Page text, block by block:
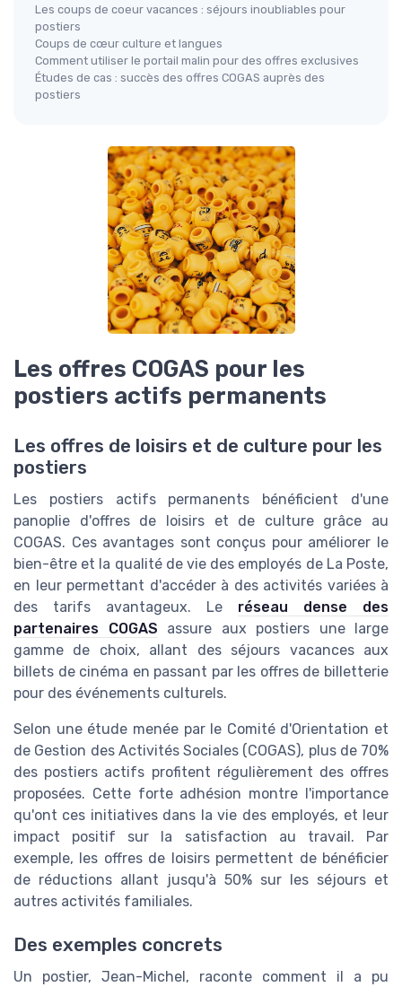
Les coups de coeur vacances : séjours inoubliables pour
postiers
Coups de cœur culture et langues
Comment utiliser le portail malin pour des offres exclusives
Études de cas : succès des offres COGAS auprès des
postiers
Les offres COGAS pour les
postiers actifs permanents
Les offres de loisirs et de culture pour les
postiers
Les postiers actifs permanents bénéficient d'une
panoplie d'offres de loisirs et de culture grâce au
COGAS. Ces avantages sont conçus pour améliorer le
bien-être et la qualité de vie des employés de La Poste,
en leur permettant d'accéder à des activités variées à
des tarifs avantageux. Le réseau dense des
partenaires COGAS assure aux postiers une large
gamme de choix, allant des séjours vacances aux
billets de cinéma en passant par les offres de billetterie
pour des événements culturels.
Selon une étude menée par le Comité d'Orientation et
de Gestion des Activités Sociales (COGAS), plus de 70%
des postiers actifs profitent régulièrement des offres
proposées. Cette forte adhésion montre l'importance
qu'ont ces initiatives dans la vie des employés, et leur
impact positif sur la satisfaction au travail. Par
exemple, les offres de loisirs permettent de bénéficier
de réductions allant jusqu'à 50% sur les séjours et
autres activités familiales.
Des exemples concrets
Un postier, Jean-Michel, raconte comment il a pu